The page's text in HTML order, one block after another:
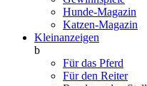
Hunde-Magazin
Katzen-Magazin
Kleinanzeigen
b
Für das Pferd
Für den Reiter